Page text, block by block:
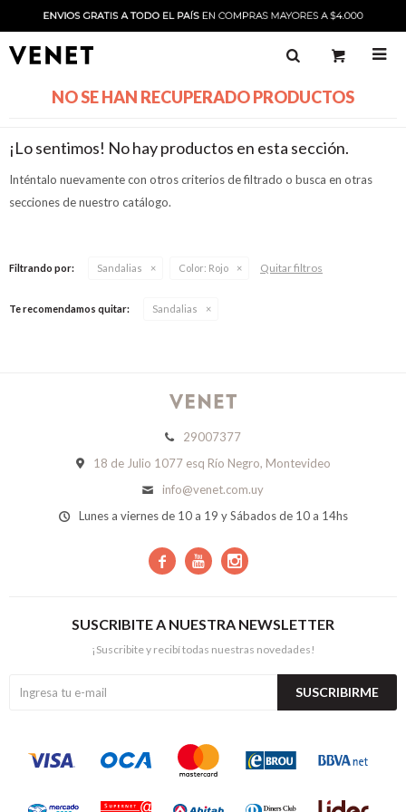

NO SE HAN RECUPERADO PRODUCTOS
¡Lo sentimos! No hay productos en esta sección.
Inténtalo nuevamente con otros criterios de filtrado o busca en otras
secciones de nuestro catálogo.
Filtrando por: Sandalias Color: Rojo Quitar filtros
Te recomendamos quitar: Sandalias
29007377
18 de Julio 1077 esq Río Negro, Montevideo
info@venet.com.uy
Lunes a viernes de 10 a 19 y Sábados de 10 a 14hs
  
SUSCRIBITE A NUESTRA NEWSLETTER
¡Suscribite y recibí todas nuestras novedades!
SUSCRIBIRME